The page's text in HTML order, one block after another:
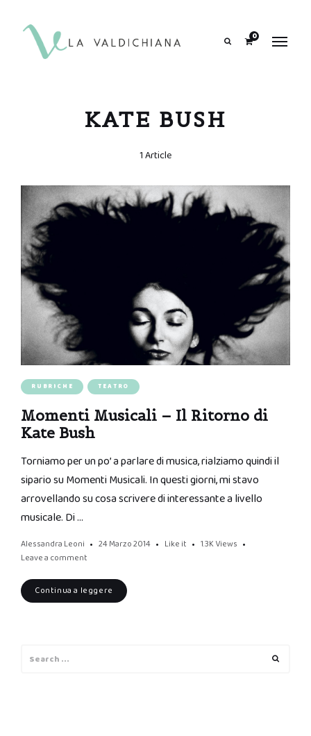
0
KATE BUSH
1 Article
RUBRICHE TEATRO
Momenti Musicali – Il Ritorno di
Kate Bush
Torniamo per un po’ a parlare di musica, rialziamo quindi il
sipario su Momenti Musicali. In questi giorni, mi stavo
arrovellando su cosa scrivere di interessante a livello
musicale. Di …
Alessandra Leoni 24 Marzo 2014 Like it 1.3K Views
Leave a comment
Continua a leggere
for: